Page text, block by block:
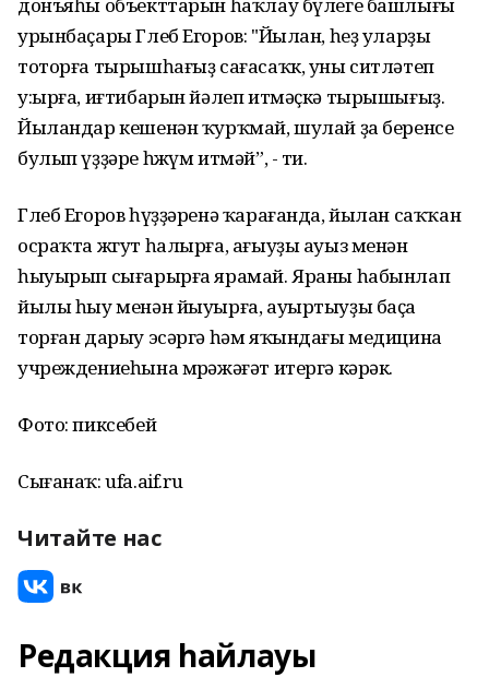
урынбаҫары Глеб Егоров: "Йылан, һеҙ уларҙы
тоторға тырышһағыҙ сағасаҡк, уны ситләтеп
у:ырға, иғтибарын йәлеп итмәҫкә тырышығыҙ.
Йыландар кешенән ҡурҡмай, шулай ҙа беренсе
булып үҙҙәре һөжүм итмәй”, - ти.
Глеб Егоров һүҙҙәренә ҡарағанда, йылан саҡҡан
осраҡта жгут һалырға, ағыуҙы ауыз менән
һыуырып сығарырға ярамай. Яраны һабынлап
йылы һыу менән йыуырға, ауыртыуҙы баҫа
торған дарыу эсәргә һәм яҡындағы медицина
учреждениеһына мөрәжәғәт итергә кәрәк.
Фото: пиксебей
Сығанаҡ: ufa.aif.ru
Читайте нас
Редакция һайлауы